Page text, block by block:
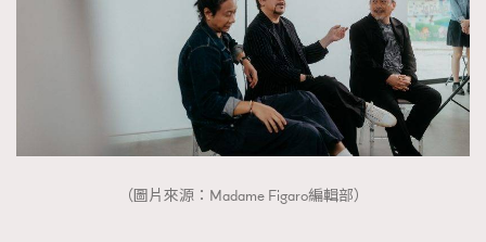
（圖片來源：Madame Figaro編輯部）